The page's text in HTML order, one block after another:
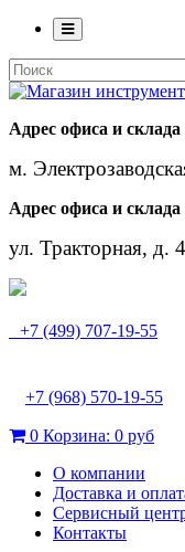
Адрес офиса и
м.
Адрес офиса и
ул. Тракторная, д.
+7 (499) 707-19-55
+7 (968) 570-19-55
0 Корзина: 0 руб
О компании
Доставка и
Сервисный
Контакты